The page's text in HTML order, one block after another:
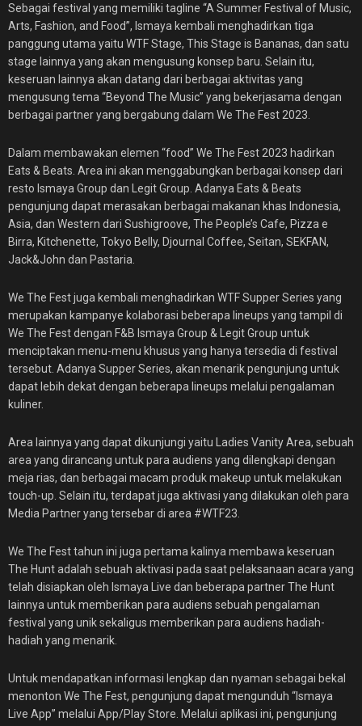
Sebagai festival yang memiliki tagline “A Summer Festival of Music,
Arts, Fashion, and Food”, Ismaya kembali menghadirkan tiga
panggung utama yaitu WTF Stage, This Stage is Bananas, dan satu
stage lainnya yang akan mengusung konsep baru. Selain itu,
keseruan lainnya akan datang dari berbagai aktivitas yang
mengusung tema “Beyond The Music” yang bekerjasama dengan
berbagai partner yang bergabung dalam We The Fest 2023.
Dalam membawakan elemen “food” We The Fest 2023 hadirkan
Eats & Beats. Area ini akan menggabungkan berbagai konsep dari
resto Ismaya Group dan Legit Group. Adanya Eats & Beats
pengunjung dapat merasakan berbagai makanan khas Indonesia,
Asia, dan Western dari Sushigroove, The People’s Cafe, Pizza e
Birra, Kitchenette, Tokyo Belly, Djournal Coffee, Seitan, SEKFAN,
Jack&John dan Pastaria.
We The Fest juga kembali menghadirkan WTF Supper Series yang
merupakan kampanye kolaborasi beberapa lineups yang tampil di
We The Fest dengan F&B Ismaya Group & Legit Group untuk
menciptakan menu-menu khusus yang hanya tersedia di festival
tersebut. Adanya Supper Series, akan menarik pengunjung untuk
dapat lebih dekat dengan beberapa lineups melalui pengalaman
kuliner.
Area lainnya yang dapat dikunjungi yaitu Ladies Vanity Area, sebuah
area yang dirancang untuk para audiens yang dilengkapi dengan
meja rias, dan berbagai macam produk makeup untuk melakukan
touch-up. Selain itu, terdapat juga aktivasi yang dilakukan oleh para
Media Partner yang tersebar di area #WTF23.
We The Fest tahun ini juga pertama kalinya membawa keseruan
The Hunt adalah sebuah aktivasi pada saat pelaksanaan acara yang
telah disiapkan oleh Ismaya Live dan beberapa partner The Hunt
lainnya untuk memberikan para audiens sebuah pengalaman
festival yang unik sekaligus memberikan para audiens hadiah-
hadiah yang menarik.
Untuk mendapatkan informasi lengkap dan nyaman sebagai bekal
menonton We The Fest, pengunjung dapat mengunduh “Ismaya
Live App” melalui App/Play Store. Melalui aplikasi ini, pengunjung